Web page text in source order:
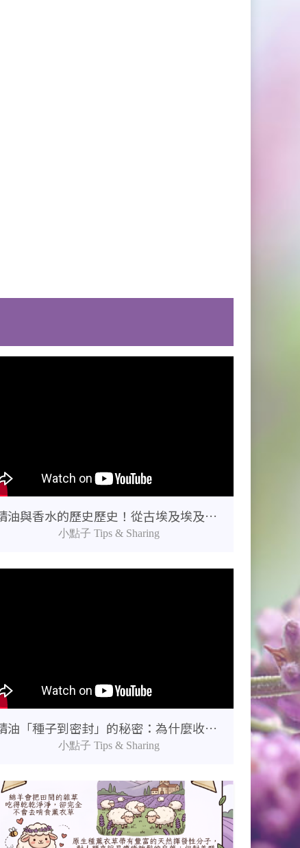
精油與香水的歷史歷史！從古埃及埃及豔后到法國香水小鎮的氣味演變
小點子 Tips & Sharing
精油「種子到密封」的秘密：為什麼收割者的能量與蒸餾時間如此重要？
小點子 Tips & Sharing